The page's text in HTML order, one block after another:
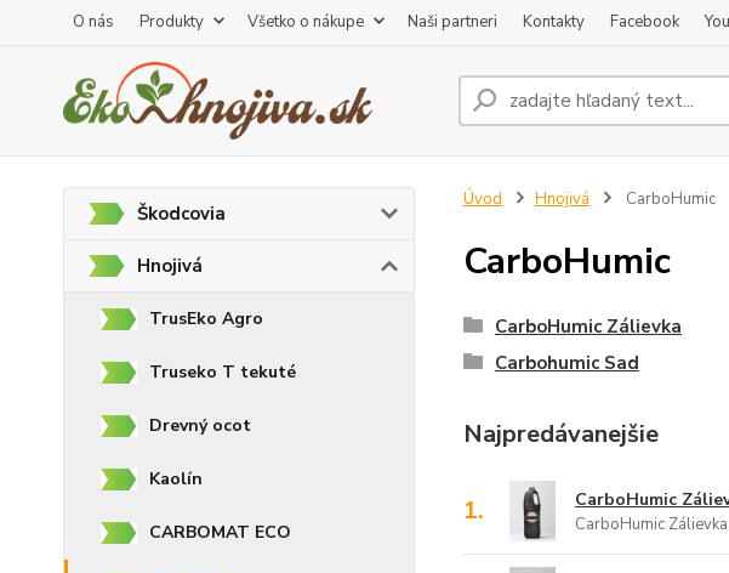
O nás Produkty Všetko o nákupe Naši partneri Kontakty Facebook
Škodcovia
Hnojivá
TrusEko Agro
Truseko T tekuté
Drevný ocot
Kaolín
CARBOMAT ECO
Úvod Hnojivá CarboHumic
CarboHumic
CarboHumic Zálievka
Carbohumic Sad
Najpredávanejšie
1. CarboHumic
CarboHumic